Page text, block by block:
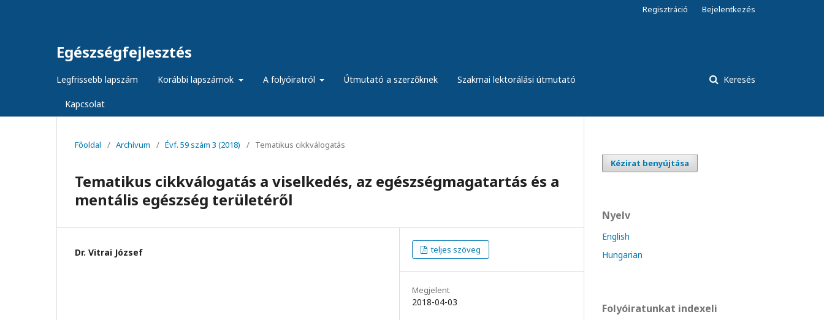
Egészségfejlesztés
Legfrissebb lapszám Korábbi lapszámok A folyóiratról Útmutató a szerzőknek Szakmai lektorálási útmutató
Kapcsolat
Keresés
Regisztráció Bejelentkezés
Főoldal / Archívum / Évf. 59 szám 3 (2018) / Tematikus cikkválogatás
Tematikus cikkválogatás a viselkedés, az egészségmagatartás és a
mentális egészség területéről
Dr. Vitrai József teljes szöveg
Megjelent
2018-04-03
Kézirat benyújtása
Nyelv
English
Hungarian
Folyóiratunkat indexeli